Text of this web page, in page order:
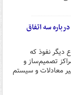
سه اتفاق
دیگر نفوذ که
تصمیم‌ساز و
معادلات و سیستم